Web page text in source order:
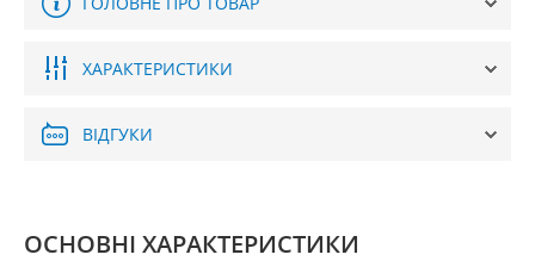
ХАРАКТЕРИСТИКИ
ВІДГУКИ
ОСНОВНІ ХАРАКТЕРИСТИКИ